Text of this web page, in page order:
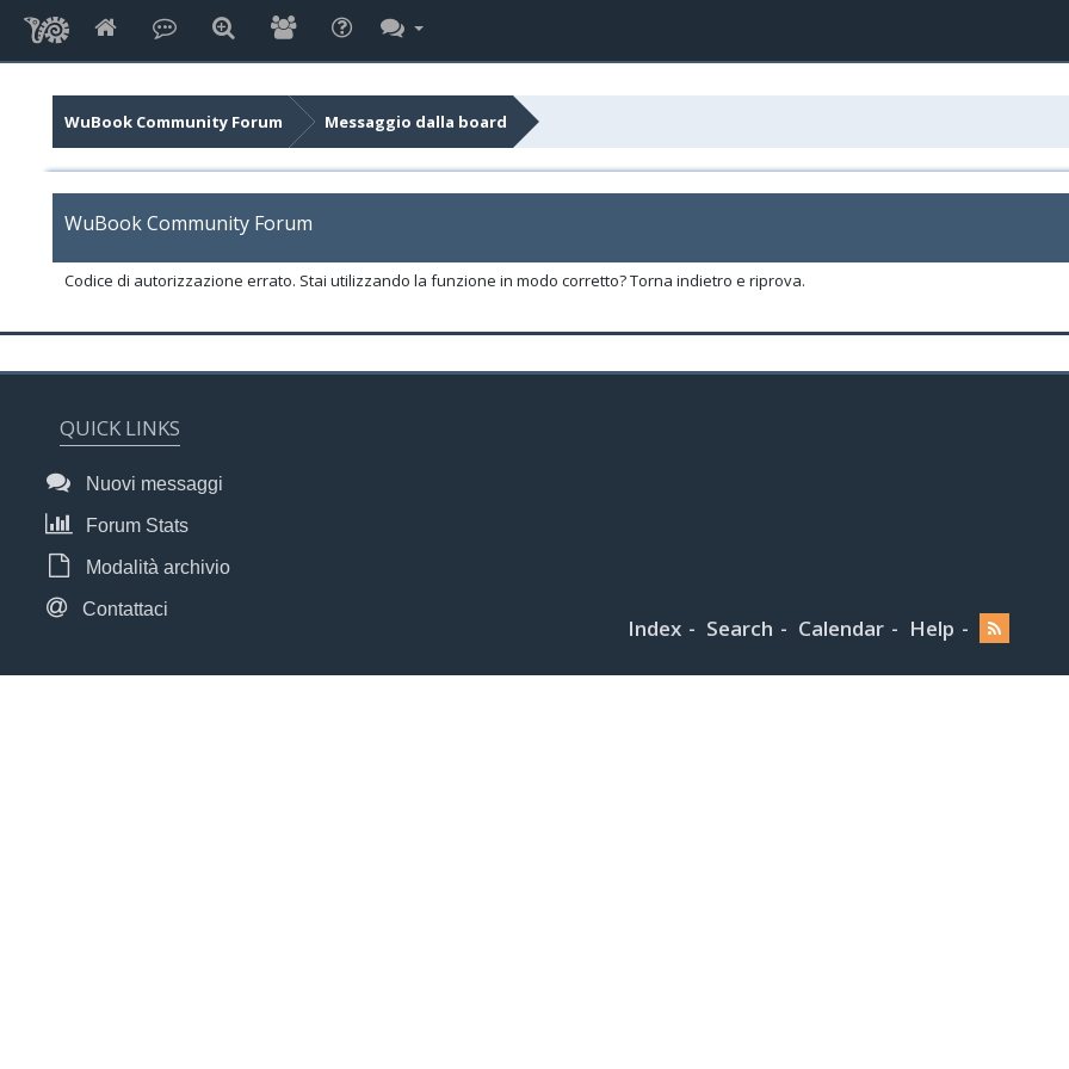
WuBook Community Forum Messaggio dalla board
WuBook Community Forum
Codice di autorizzazione errato. Stai utilizzando la funzione in modo corretto? Torna indietro e riprova.
QUICK LINKS
Nuovi messaggi
Forum Stats
Modalità archivio
Contattaci
Index Search Calendar Help